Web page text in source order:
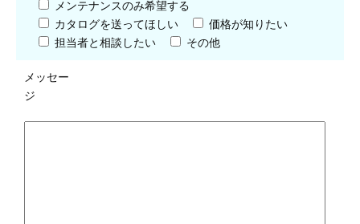
メンテナンスのみ希望する
カタログを送ってほしい
価格が知りたい
担当者と相談したい
その他
メッセー
ジ